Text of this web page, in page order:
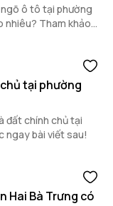
ngõ ô tô tại phường
nhiêu? Tham khảo
tại phường
đất chính chủ tại
ngay bài viết sau!
Hai Bà Trưng có